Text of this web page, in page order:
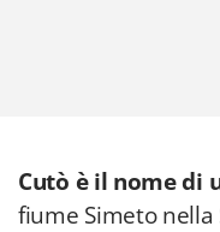
Cutò è il nome di
fiume Simeto